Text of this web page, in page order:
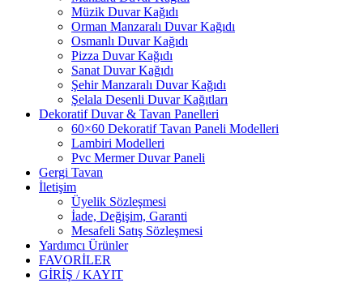
Müzik Duvar Kağıdı
Orman Manzaralı Duvar Kağıdı
Osmanlı Duvar Kağıdı
Pizza Duvar Kağıdı
Sanat Duvar Kağıdı
Şehir Manzaralı Duvar Kağıdı
Şelala Desenli Duvar Kağıtları
Dekoratif Duvar & Tavan Panelleri
60×60 Dekoratif Tavan Paneli Modelleri
Lambiri Modelleri
Pvc Mermer Duvar Paneli
Gergi Tavan
İletişim
Üyelik Sözleşmesi
İade, Değişim, Garanti
Mesafeli Satış Sözleşmesi
Yardımcı Ürünler
FAVORİLER
GİRİŞ / KAYIT